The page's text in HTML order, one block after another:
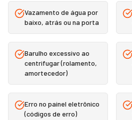
Vazamento de água por
baixo, atrás ou na porta
Barulho excessivo ao
centrifugar (rolamento,
amortecedor)
Erro no painel eletrônico
(códigos de erro)